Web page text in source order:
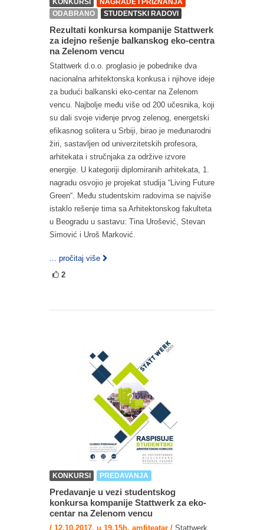
KONKURSI
NAGRADE I PRIZNANJA
ODABRANO
STUDENTSKI RADOVI
Rezultati konkursa kompanije Stattwerk
za idejno rešenje balkanskog eko-centra
na Zelenom vencu
Stattwerk d.o.o. proglasio je pobednike dva
nacionalna arhitektonska konkusa i njihove ideje
za budući balkanski eko-centar na Zelenom
vencu. Najbolje među više od 200 učesnika, koji
su dali svoje viđenje prvog zelenog, energetski
efikasnog solitera u Srbiji, birao je međunarodni
žiri, sastavljen od univerzitetskih profesora,
arhitekata i stručnjaka za održive izvore
energije. U kategoriji diplomiranih arhitekata, 1.
nagradu osvojio je projekat studija “Living Future
Green“. Među studentskim radovima se najviše
istaklo rešenje tima sa Arhitektonskog fakulteta
u Beogradu u sastavu: Tina Urošević, Stevan
Simović i Uroš Marković.
... pročitaj više
2
KONKURSI PREDAVANJA
Predavanje u vezi studentskog
konkursa kompanije Stattwerk za eko-
centar na Zelenom vencu
/ 12.10.2017. u 19.15h, amfiteatar / Stattwerk